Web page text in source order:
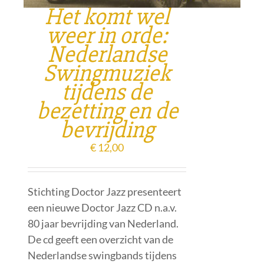
Het komt wel
weer in orde:
Nederlandse
Swingmuziek
tijdens de
bezetting en de
bevrijding
€ 12,00
Stichting Doctor Jazz presenteert
een nieuwe Doctor Jazz CD n.a.v.
80 jaar bevrijding van Nederland.
De cd geeft een overzicht van de
Nederlandse swingbands tijdens